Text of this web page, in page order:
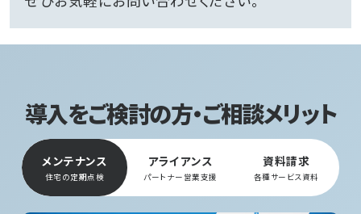
導入をご検討の方・ご相談メリット
メンテナンス
住宅の定期点検
アライアンス
パートナー営業支援
資料請求
各種サービス資料